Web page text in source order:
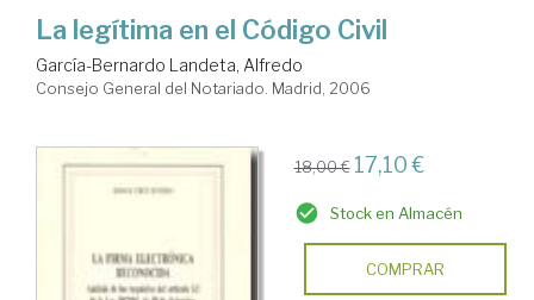
La legítima en el Código Civil
García-Bernardo Landeta, Alfredo
Consejo General del Notariado. Madrid, 2006
18,00 € 17,10 €
Stock en Almacén
COMPRAR